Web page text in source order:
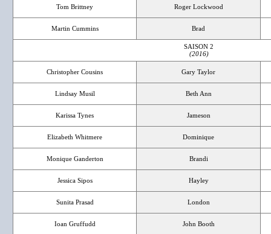
Tom Brittney Roger Lockwood
Martin Cummins Brad
SAISON 2
(2016)
Christopher Cousins Gary Taylor
Lindsay Musil Beth Ann
Karissa Tynes Jameson
Elizabeth Whitmere Dominique
Monique Ganderton Brandi
Jessica Sipos Hayley
Sunita Prasad London
Ioan Gruffudd John Booth